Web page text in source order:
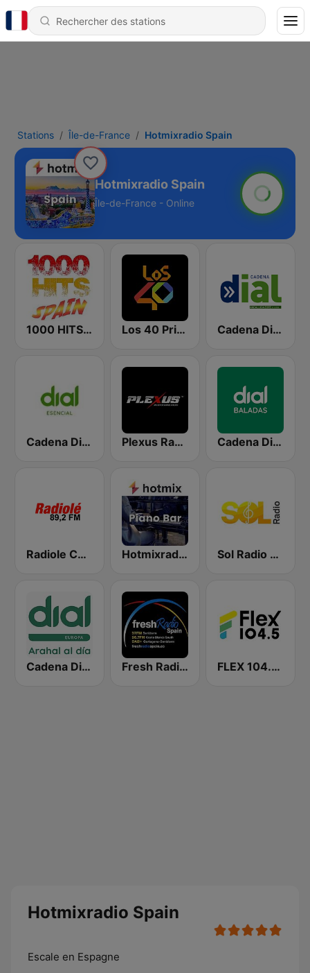
Stations Île-de-France Hotmixradio Spain
Hotmixradio Spain
Île-de-France - Online
1000 HITS Spain Los 40 Principales Cadena Dial Andalucía Este 91.8 FM
Cadena Dial Esencial Plexus Radio - Flamenco Spain Cadena Dial Baladas
Radiole Costa de la Luz Hotmixradio Piano Bar Sol Radio Madrid
Cadena Dial Europa Fresh Radio Spain FLEX 104.5 FM
Hotmixradio Spain
Escale en Espagne